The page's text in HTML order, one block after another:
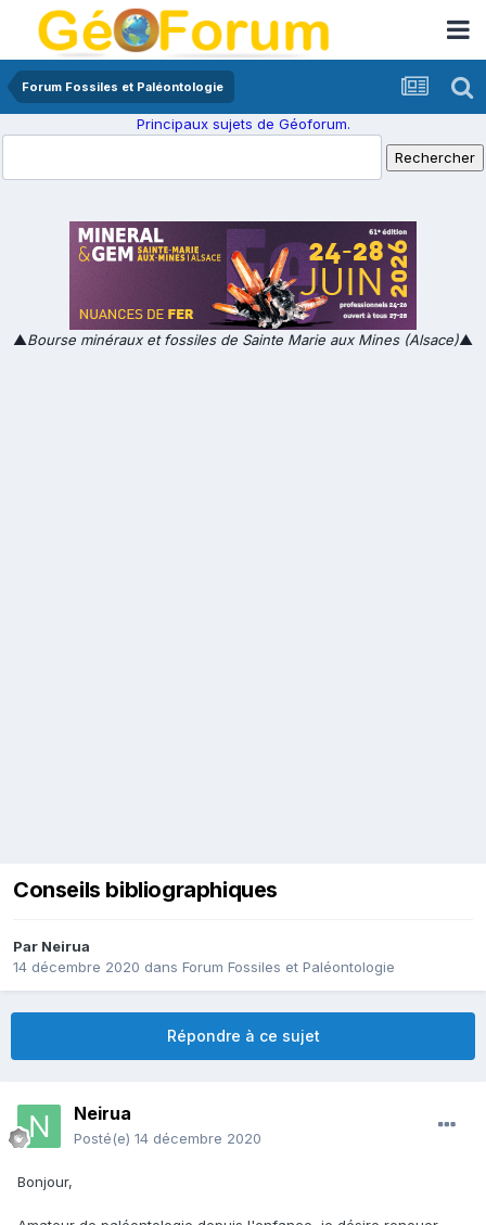
Forum Fossiles et Paléontologie
Principaux sujets de Géoforum.
▲Bourse minéraux et fossiles de Sainte Marie aux Mines (Alsace)▲
Conseils bibliographiques
Par Neirua
14 décembre 2020 dans Forum Fossiles et Paléontologie
Répondre à ce sujet
Neirua
Posté(e) 14 décembre 2020
Bonjour,